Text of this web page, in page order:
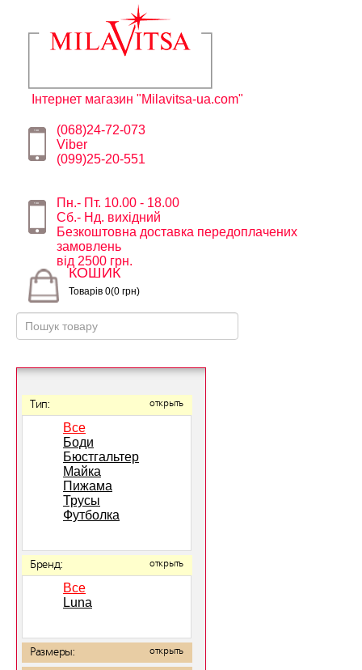
Інтернет магазин "Milavitsa-ua.com"
(068)24-72-073
Viber
(099)25-20-551
Пн.- Пт. 10.00 - 18.00
Сб.- Нд. вихідний
Безкоштовна доставка передоплачених
замовлень
від 2500 грн.
КОШИК
Товарів 0(0 грн)
Тип: открыть
Все
Боди
Бюстгальтер
Майка
Пижама
Трусы
Футболка
Бренд: открыть
Все
Luna
Размеры: открыть